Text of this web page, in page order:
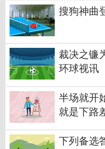
搜狗神曲
裁决之镰
环球视讯
半场就开
就是下路
下列备选